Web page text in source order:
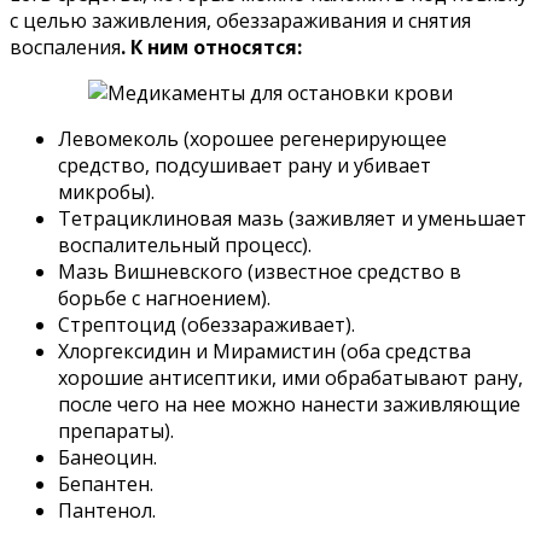
с целью заживления, обеззараживания и снятия
воспаления. К ним относятся:
Левомеколь (хорошее регенерирующее
средство, подсушивает рану и убивает
микробы).
Тетрациклиновая мазь (заживляет и уменьшает
воспалительный процесс).
Мазь Вишневского (известное средство в
борьбе с нагноением).
Стрептоцид (обеззараживает).
Хлоргексидин и Мирамистин (оба средства
хорошие антисептики, ими обрабатывают рану,
после чего на нее можно нанести заживляющие
препараты).
Банеоцин.
Бепантен.
Пантенол.